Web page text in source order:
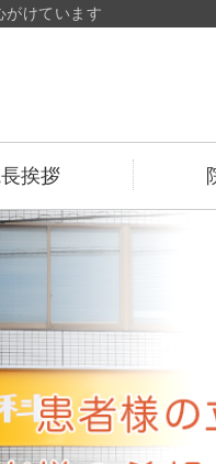
広島
がけています
挨拶